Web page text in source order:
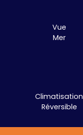
Vue
Mer
Climatisation
Réversible